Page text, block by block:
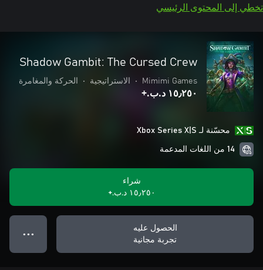
تخطي إلى المحتوى الرئيسي
Shadow Gambit: The Cursed Crew
Mimimi Games
• الاستراتيجية • الحركة والمغامرة
١٥٫٢٥٠ د.ب.‏+
محسّنة لـ Xbox Series X|S
14 من اللغات المدعمة
شراء
١٥٫٢٥٠ د.ب.‏+
الحصول عليه
تجربة مجانية
● ● ●